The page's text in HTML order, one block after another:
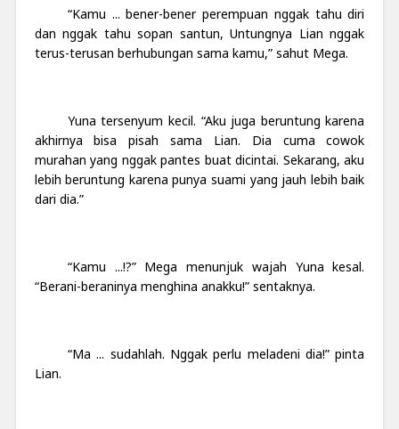
“Kamu ... bener-bener perempuan nggak tahu diri
dan nggak tahu sopan santun, Untungnya Lian nggak
terus-terusan berhubungan sama kamu,” sahut Mega.
Yuna tersenyum kecil. “Aku juga beruntung karena
akhirnya bisa pisah sama Lian. Dia cuma cowok
murahan yang nggak pantes buat dicintai. Sekarang, aku
lebih beruntung karena punya suami yang jauh lebih baik
dari dia.”
“Kamu ...!?” Mega menunjuk wajah Yuna kesal.
“Berani-beraninya menghina anakku!” sentaknya.
“Ma ... sudahlah. Nggak perlu meladeni dia!” pinta
Lian.